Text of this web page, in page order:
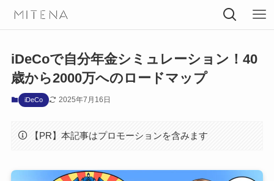
iDeCoで自分年金シミュレーション！40
歳から2000万へのロードマップ
iDeCo 2025年7月16日
【PR】本記事はプロモーションを含みます